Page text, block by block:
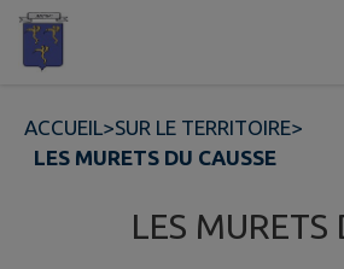
Contenu
ACCUEIL>SUR LE TERRITOIRE>
LES MURETS DU CAUSSE
LES MURETS